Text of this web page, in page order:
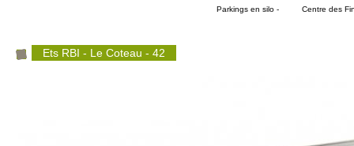
Parkings en silo -
Centre des
Ets RBI - Le Coteau - 42